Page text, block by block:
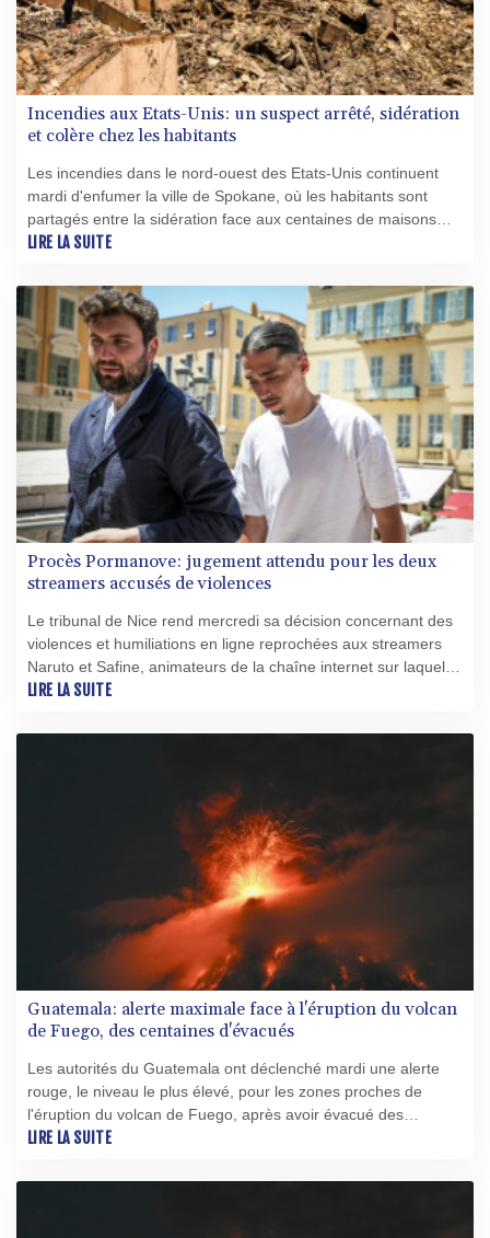
Incendies aux Etats-Unis: un suspect arrêté, sidération
et colère chez les habitants
Les incendies dans le nord-ouest des Etats-Unis continuent
mardi d'enfumer la ville de Spokane, où les habitants sont
partagés entre la sidération face aux centaines de maisons
réduites en cendres et la colère envers le suspect accusé
LIRE LA SUITE
Procès Pormanove: jugement attendu pour les deux
streamers accusés de violences
Le tribunal de Nice rend mercredi sa décision concernant des
violences et humiliations en ligne reprochées aux streamers
Naruto et Safine, animateurs de la chaîne internet sur laquelle
Jean Pormanove est mort en direct l'été dernier.
LIRE LA SUITE
Guatemala: alerte maximale face à l'éruption du volcan
de Fuego, des centaines d'évacués
Les autorités du Guatemala ont déclenché mardi une alerte
rouge, le niveau le plus élevé, pour les zones proches de
l'éruption du volcan de Fuego, après avoir évacué des
centaines de personnes vivant dans des hameaux voisins.
LIRE LA SUITE